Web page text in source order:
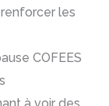
les
COFEES
à voir des